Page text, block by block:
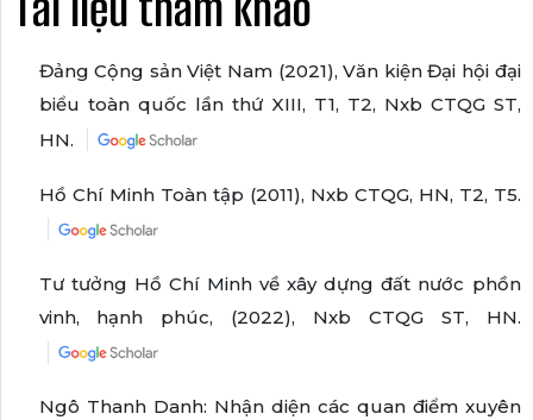
Đảng Cộng sản Việt Nam (2021), Văn kiện Đại hội đại
biểu toàn quốc lần thứ XIII, T1, T2, Nxb CTQG ST,
HN.
Hồ Chí Minh Toàn tập (2011), Nxb CTQG, HN, T2, T5.
Tư tưởng Hồ Chí Minh về xây dựng đất nước phồn
vinh, hạnh phúc, (2022), Nxb CTQG ST, HN.
Ngô Thanh Danh: Nhận diện các quan điểm xuyên